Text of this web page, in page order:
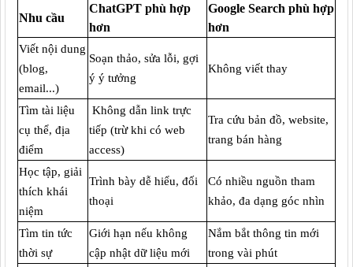
Nhu cầu
ChatGPT phù hợp
hơn
Google Search phù hợp
hơn
Viết nội dung
(blog,
email...)
Soạn thảo, sửa lỗi, gợi
ý ý tưởng
Không viết thay
Tìm tài liệu
cụ thể, địa
điểm
Không dẫn link trực
tiếp (trừ khi có web
access)
Tra cứu bản đồ, website,
trang bán hàng
Học tập, giải
thích khái
niệm
Trình bày dễ hiểu, đối
thoại
Có nhiều nguồn tham
khảo, đa dạng góc nhìn
Tìm tin tức
thời sự
Giới hạn nếu không
cập nhật dữ liệu mới
Nắm bắt thông tin mới
trong vài phút